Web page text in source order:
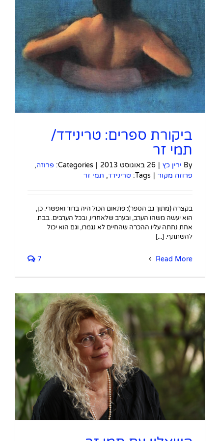
ביקורת ספרים: טרינידד/
תמי זר
By ירין כץ | 26 באוגוסט 2013 |
Categories: פרוזה,
פרוזה מקור |
Tags: טרינידד, תמי זר
בקצרה (מתוך גב הספר): פתאום הכול היה ברור ואפשרי. כן,
הוא יעשה משהו הערב, ובערב שלאחריו, ובכל הערבים. בבת
אחת נחתה עליו ההכרה שהחיים לא נגמרו, וגם הוא יכול
להשתתף. [...]
Read More
7